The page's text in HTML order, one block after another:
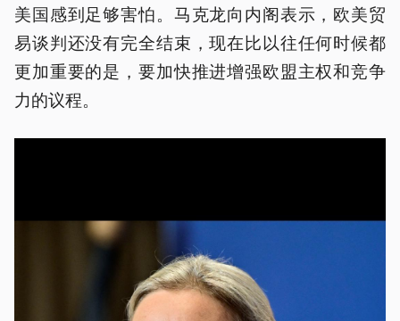
美国感到足够害怕。马克龙向内阁表示，欧美贸
易谈判还没有完全结束，现在比以往任何时候都
更加重要的是，要加快推进增强欧盟主权和竞争
力的议程。